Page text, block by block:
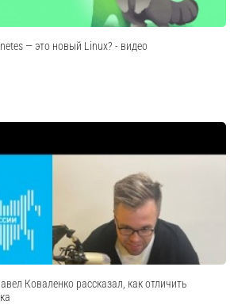
— это новый Linux? - видео
Коваленко рассказал, как отличить